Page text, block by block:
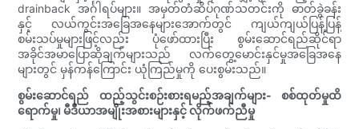
drainback အင်္ဂါရပ်များ။ အမှတ်တံဆိပ်ဂုဏ်သတင်းကို ဓာတ်ခွဲခန်း
နှင့် လယ်ကွင်းအခြေအနေများအောက်တွင် ကျယ်ကျယ်ပြန့်ပြန့်
စမ်းသပ်မှုများဖြင့်လည်း ပုံဖော်ထားပြီး စွမ်းဆောင်ရည်ဆိုင်ရာ
အခိုင်အမာပြောဆိုချက်များသည် လက်တွေ့မောင်းနှင်မှုအခြေအနေ
များတွင် မှန်ကန်ကြောင်း ယုံကြည်မှုကို ပေးစွမ်းသည်။
စွမ်းဆောင်ရည် ထည့်သွင်းစဉ်းစားရမည့်အချက်များ- စစ်ထုတ်မှုထိ
ရောက်မှု၊ မီဒီယာအမျိုးအစားများနှင့် လိုက်ဖက်ညီမှု